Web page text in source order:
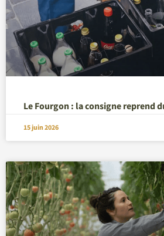
Le Fourgon : la consigne reprend
15 juin 2026